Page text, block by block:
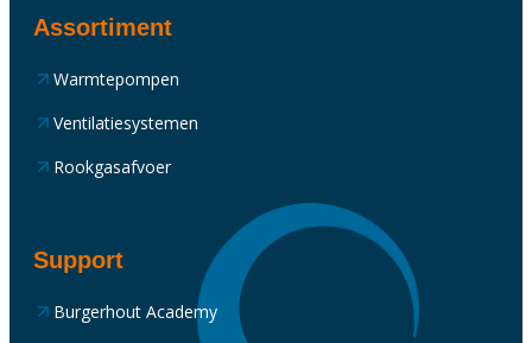
Assortiment
Warmtepompen
Ventilatiesystemen
Rookgasafvoer
Support
Burgerhout Academy